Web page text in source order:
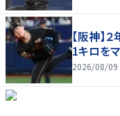
【阪神】
1キロを
2026/08/09